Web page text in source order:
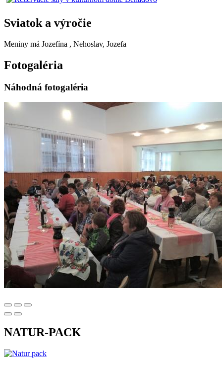
Sviatok a výročie
Meniny má Jozefína , Nehoslav, Jozefa
Fotogaléria
Náhodná fotogaléria
NATUR-PACK